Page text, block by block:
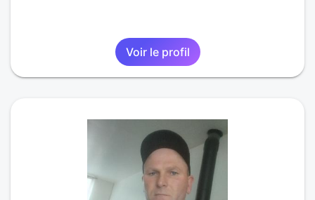
Voir le profil